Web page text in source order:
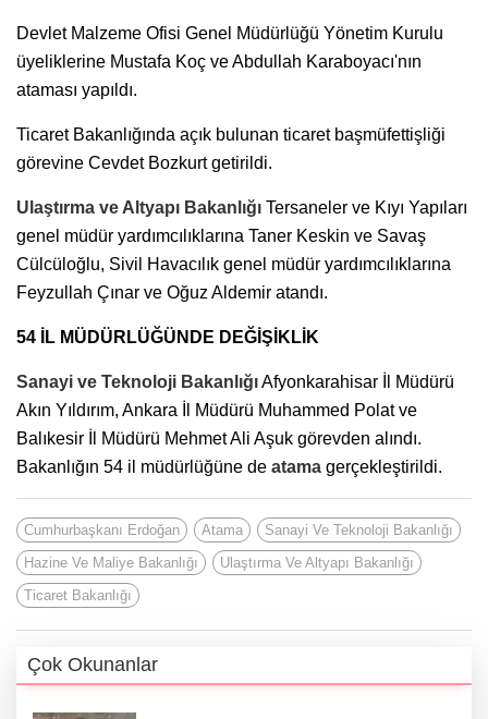
Devlet Malzeme Ofisi Genel Müdürlüğü Yönetim Kurulu
üyeliklerine Mustafa Koç ve Abdullah Karaboyacı'nın
ataması yapıldı.
Ticaret Bakanlığında açık bulunan ticaret başmüfettişliği
görevine Cevdet Bozkurt getirildi.
Ulaştırma ve Altyapı Bakanlığı Tersaneler ve Kıyı Yapıları
genel müdür yardımcılıklarına Taner Keskin ve Savaş
Cülcüloğlu, Sivil Havacılık genel müdür yardımcılıklarına
Feyzullah Çınar ve Oğuz Aldemir atandı.
54 İL MÜDÜRLÜĞÜNDE DEĞİŞİKLİK
Sanayi ve Teknoloji BakanlığıAfyonkarahisar İl Müdürü
Akın Yıldırım, Ankara İl Müdürü Muhammed Polat ve
Balıkesir İl Müdürü Mehmet Ali Aşuk görevden alındı.
Bakanlığın 54 il müdürlüğüne de atama gerçekleştirildi.
Cumhurbaşkanı Erdoğan Atama
Sanayi Ve Teknoloji Bakanlığı
Hazine Ve Maliye Bakanlığı
Ulaştırma Ve Altyapı Bakanlığı
Ticaret Bakanlığı
Çok Okunanlar